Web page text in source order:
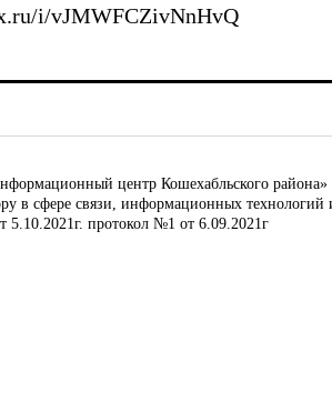
i/vJMWFCZivNnHvQ
центр Кошехабльского района»
в сфере связи, информационных
протокол №1 от 6.09.2021г